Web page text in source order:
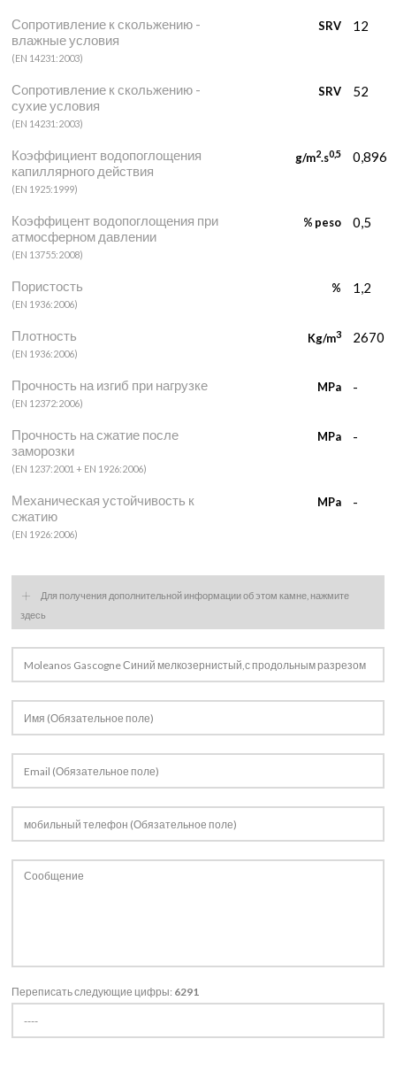
Продукция
Сопротивление к скольжению -
влажные условия
(EN 14231:2003)
SRV 12
Сопротивление к скольжению -
сухие условия
(EN 14231:2003)
SRV 52
Коэффициент водопоглощения
капиллярного действия
(EN 1925:1999)
g/m2.s0,5 0,896
Коэффицент водопоглощения при
атмосферном давлении
(EN 13755:2008)
% peso 0,5
Пористость
(EN 1936:2006)
% 1,2
Плотность
(EN 1936:2006)
Kg/m3 2670
Прочность на изгиб при нагрузке
(EN 12372:2006)
MPa -
Прочность на сжатие после
заморозки
(EN 1237:2001 + EN 1926:2006)
MPa -
Механическая устойчивость к
сжатию
(EN 1926:2006)
MPa -
+
Для получения дополнительной информации об этом камне, нажмите
здесь
Переписать следующие цифры: 6291